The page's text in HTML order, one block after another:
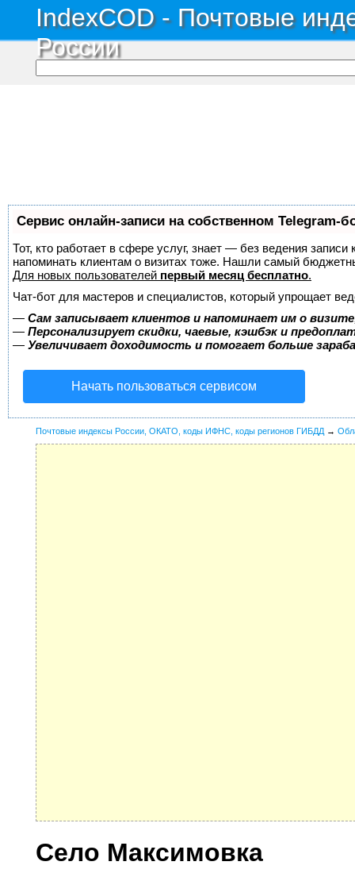
IndexCOD - Почтовые
России
Сервис онлайн-записи на собственном Telegram-
Тот, кто работает в сфере услуг, знает — без ведения
напоминать клиентам о визитах тоже. Нашли самый
Для новых пользователей первый месяц бесплатно.
Чат-бот для мастеров и специалистов, который упрощает
— Сам записывает клиентов и напоминает им о
— Персонализирует скидки, чаевые, кэшбэк и
— Увеличивает доходимость и помогает больше
Начать пользоваться сервисом
Почтовые индексы России, ОКАТО, коды ИФНС, коды регионов ГИБДД →
Село Максимовка